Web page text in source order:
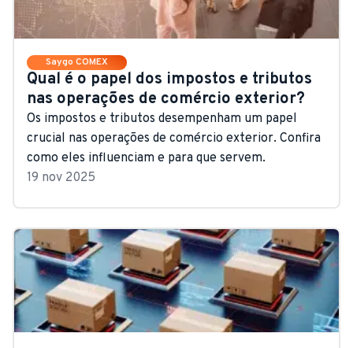
Saygo COMEX
Qual é o papel dos impostos e tributos
nas operações de comércio exterior?
Os impostos e tributos desempenham um papel
crucial nas operações de comércio exterior. Confira
como eles influenciam e para que servem.
19 nov 2025